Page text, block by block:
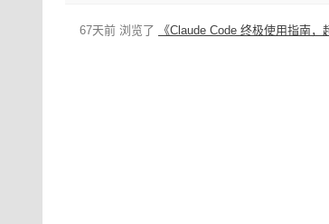
67天前 浏览了 《Claude Code 终极使用指南，